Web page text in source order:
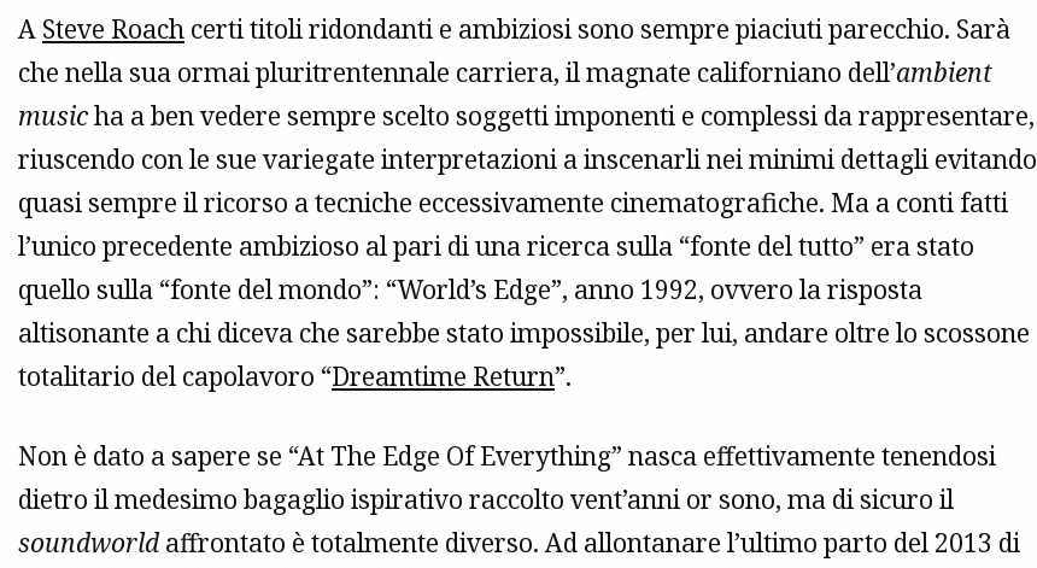
A Steve Roach certi titoli ridondanti e ambiziosi sono sempre piaciuti parecchio. Sarà
che nella sua ormai pluritrentennale carriera, il magnate californiano dell’ambient
musicha a ben vedere sempre scelto soggetti imponenti e complessi da rappresentare,
riuscendo con le sue variegate interpretazioni a inscenarli nei minimi dettagli evitando
quasi sempre il ricorso a tecniche eccessivamente cinematografiche. Ma a conti fatti
l’unico precedente ambizioso al pari di una ricerca sulla “fonte del tutto” era stato
quello sulla “fonte del mondo”: “World’s Edge”, anno 1992, ovvero la risposta
altisonante a chi diceva che sarebbe stato impossibile, per lui, andare oltre lo scossone
totalitario del capolavoro “Dreamtime Return”.
Non è dato a sapere se “At The Edge Of Everything” nasca effettivamente tenendosi
dietro il medesimo bagaglio ispirativo raccolto vent’anni or sono, ma di sicuro il
soundworldaffrontato è totalmente diverso. Ad allontanare l’ultimo parto del 2013 di